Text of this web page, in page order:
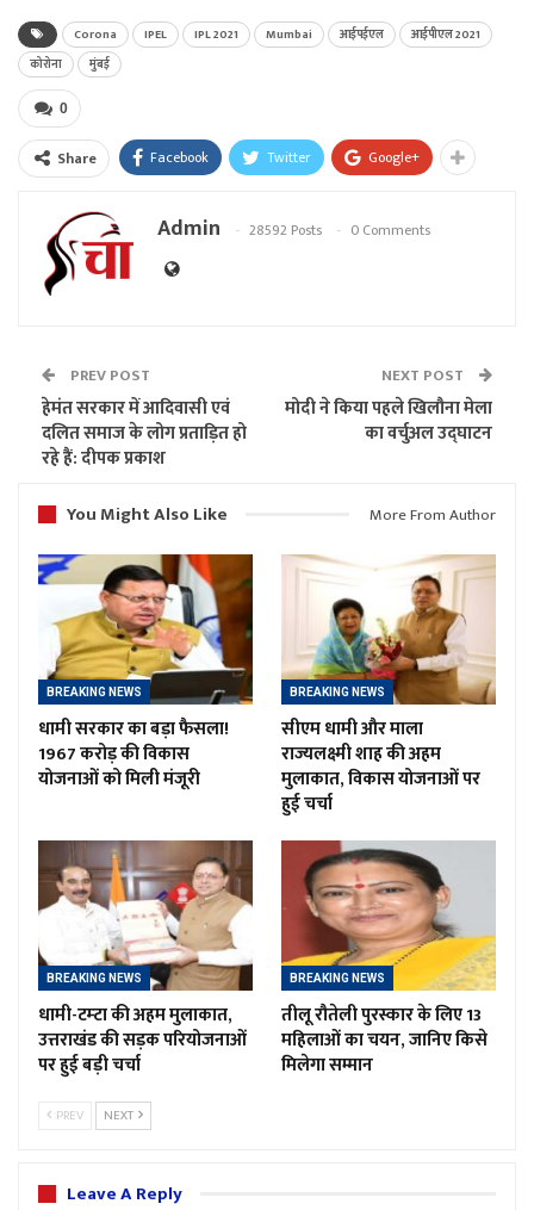
Corona IPEL IPL 2021 Mumbai आईपईएल
आईपीएल 2021
कोरोना
मुंबई
0
Share Facebook Twitter Google+
Admin 28592 Posts 0 Comments
PREV POST
हेमंत सरकार में आदिवासी एवं
दलित समाज के लोग प्रताड़ित हो
रहे हैं: दीपक प्रकाश
NEXT POST
मोदी ने किया पहले खिलौना मेला
का वर्चुअल उद्घाटन
You Might Also Like More From Author
BREAKING NEWS
धामी सरकार का बड़ा फैसला!
1967 करोड़ की विकास
योजनाओं को मिली मंजूरी
BREAKING NEWS
सीएम धामी और माला
राज्यलक्ष्मी शाह की अहम
मुलाकात, विकास योजनाओं पर
हुई चर्चा
BREAKING NEWS
धामी-टम्टा की अहम मुलाकात,
उत्तराखंड की सड़क परियोजनाओं
पर हुई बड़ी चर्चा
BREAKING NEWS
तीलू रौतेली पुरस्कार के लिए 13
महिलाओं का चयन, जानिए किसे
मिलेगा सम्मान
PREV NEXT
Leave A Reply